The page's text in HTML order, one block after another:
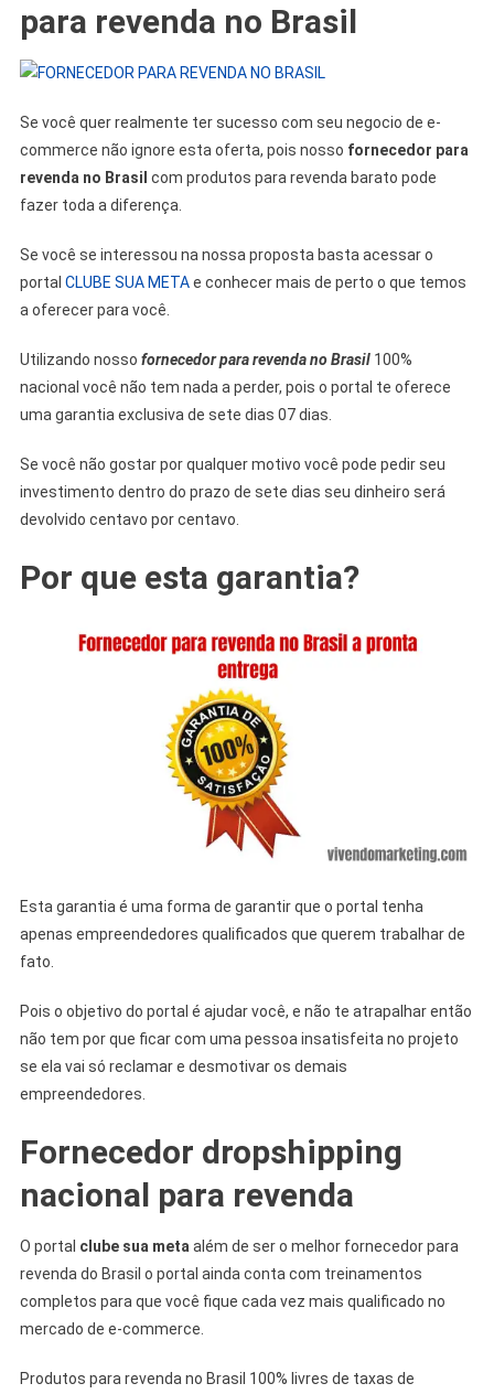
para revenda no Brasil
Se você quer realmente ter sucesso com seu negocio de e-
commerce não ignore esta oferta, pois nosso fornecedor para
revenda no Brasil com produtos para revenda barato pode
fazer toda a diferença.
Se você se interessou na nossa proposta basta acessar o
portal CLUBE SUA METAe conhecer mais de perto o que temos
a oferecer para você.
Utilizando nosso fornecedor para revenda no Brasil100%
nacional você não tem nada a perder, pois o portal te oferece
uma garantia exclusiva de sete dias 07 dias.
Se você não gostar por qualquer motivo você pode pedir seu
investimento dentro do prazo de sete dias seu dinheiro será
devolvido centavo por centavo.
Por que esta garantia?
Esta garantia é uma forma de garantir que o portal tenha
apenas empreendedores qualificados que querem trabalhar de
fato.
Pois o objetivo do portal é ajudar você, e não te atrapalhar então
não tem por que ficar com uma pessoa insatisfeita no projeto
se ela vai só reclamar e desmotivar os demais
empreendedores.
Fornecedor dropshipping
nacional para revenda
O portal clube sua metaalém de ser o melhor fornecedor para
revenda do Brasil o portal ainda conta com treinamentos
completos para que você fique cada vez mais qualificado no
mercado de e-commerce.
Produtos para revenda no Brasil 100% livres de taxas de